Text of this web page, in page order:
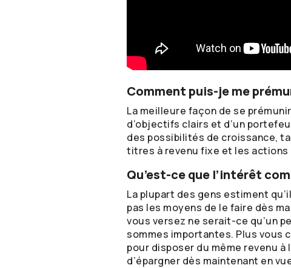
Comment puis-je me
La meilleure façon de se
d’objectifs clairs et d’un
des possibilités de croissance,
titres à revenu fixe et les
Qu’est-ce que l’intérêt
La plupart des gens estiment
pas les moyens de le faire dès
vous versez ne serait-ce qu’un
sommes importantes. Plus vous
pour disposer du même revenu
d’épargner dès maintenant en